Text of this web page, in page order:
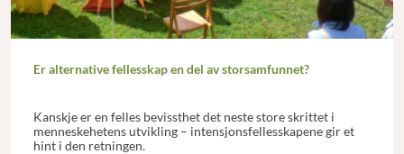
Er alternative fellesskap en del av storsamfunnet?
Kanskje er en felles bevissthet det neste store skrittet i
menneskehetens utvikling – intensjonsfellesskapene gir et
hint i den retningen.